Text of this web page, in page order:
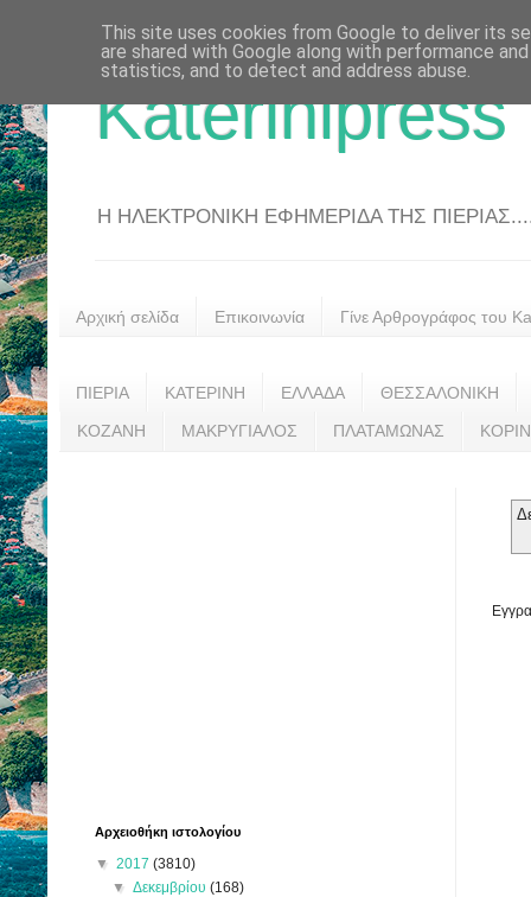
Katerinipress
Η ΗΛΕΚΤΡΟΝΙΚΗ ΕΦΗΜΕΡΙΔΑ ΤΗΣ
Αρχική σελίδα Επικοινωνία Γίνε Αρθρογράφος του
ΠΙΕΡΙΑ ΚΑΤΕΡΙΝΗ ΕΛΛΑΔΑ ΘΕΣΣΑΛΟΝΙΚΗ
ΚΟΖΑΝΗ ΜΑΚΡΥΓΙΑΛΟΣ ΠΛΑΤΑΜΩΝΑΣ
Αρχειοθήκη ιστολογίου
▼ 2017 (3810)
▼Δεκεμβρίου(168)
This site uses cookies from Google to deliver its
are shared with Google along with performance
statistics, and to detect and address abuse.